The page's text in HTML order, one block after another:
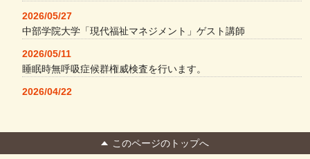
2026/05/27
中部学院大学「現代福祉マネジメント」ゲスト講師
2026/05/11
睡眠時無呼吸症候群権威検査を行います。
2026/04/22
2026/04/13
FC Bombonera 岐阜県No.1このページのトップへ